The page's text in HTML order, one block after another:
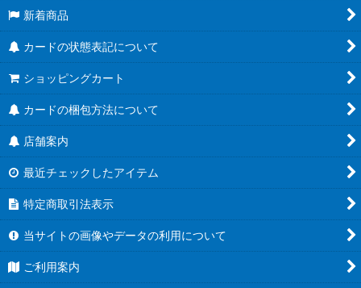
新着商品
カードの状態表記について
ショッピングカート
カードの梱包方法について
店舗案内
最近チェックしたアイテム
特定商取引法表示
当サイトの画像やデータの利用について
ご利用案内